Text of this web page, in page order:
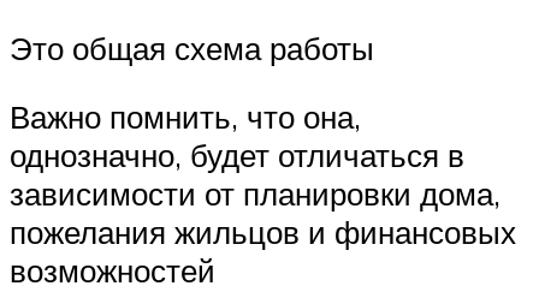
Это общая схема работы
Важно помнить, что она,
однозначно, будет отличаться в
зависимости от планировки дома,
пожелания жильцов и финансовых
возможностей